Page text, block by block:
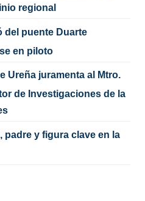
regional
del puente Duarte
en piloto
Ureña juramenta al Mtro.
de Investigaciones de la
padre y figura clave en la